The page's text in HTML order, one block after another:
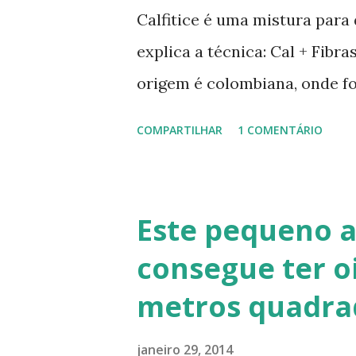
Calfitice é uma mistura
explica a técnica: Cal +
origem é colombiana, onde
vários usos: revestimentos
de terra), relevos artísticos,
Fonte: http://
COMPARTILHAR 1 COMENTÁRIO
Este pequeno
consegue ter
metros
janeiro 29, 2014